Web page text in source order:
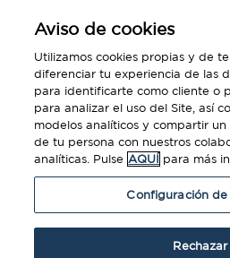
Aviso de cookies
Utilizamos cookies propias y de
diferenciar tu experiencia de las
para identificarte como cliente o
para analizar el uso del Site, así
modelos analíticos y compartir
de tu persona con nuestros
analíticas. Pulse AQUÍ para más
Configuración de
Rechazar